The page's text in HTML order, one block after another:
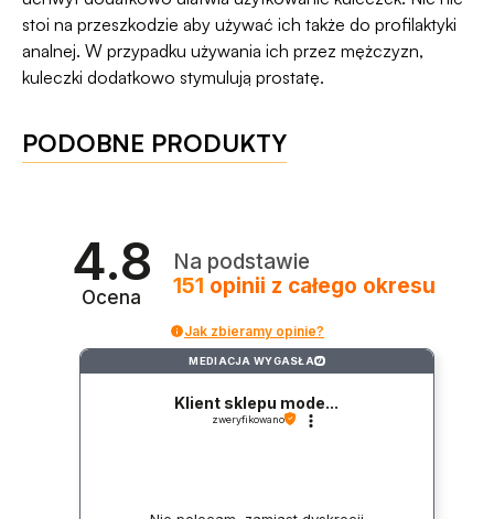
stoi na przeszkodzie aby używać ich także do profilaktyki
analnej. W przypadku używania ich przez mężczyzn,
kuleczki dodatkowo stymulują prostatę.
PODOBNE PRODUKTY
4.8
Ocena
Na podstawie
151 opinii z całego okresu
Jak zbieramy opinie?
MEDIACJA WYGASŁA ?
Klient sklepu mode...
zweryfikowano